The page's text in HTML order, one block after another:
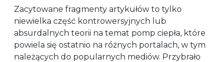
Zacytowane fragmenty artykułów to tylko
niewielka część kontrowersyjnych lub
absurdalnych teorii na temat pomp ciepła, które
powiela się ostatnio na różnych portalach, w tym
należących do popularnych mediów. Przybrało